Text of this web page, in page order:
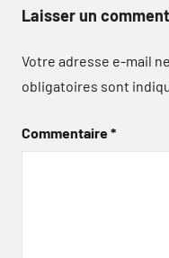
Laisser un
Votre adresse e-mail
obligatoires sont
Commentaire*